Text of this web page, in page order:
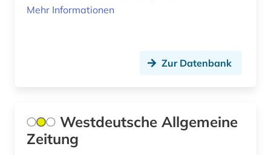
afroamerikaner (5)
Mehr Informationen
Zur Datenbank
Westdeutsche Allgemeine
Zeitung